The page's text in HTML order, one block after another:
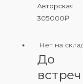
Авторская
305000₽
Нет на
До